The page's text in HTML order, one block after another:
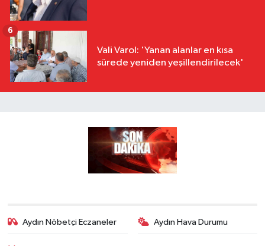
Vali Varol: 'Yanan alanlar en kısa
sürede yeniden yeşillendirilecek'
6
Aydın Nöbetçi Eczaneler Aydın Hava Durumu